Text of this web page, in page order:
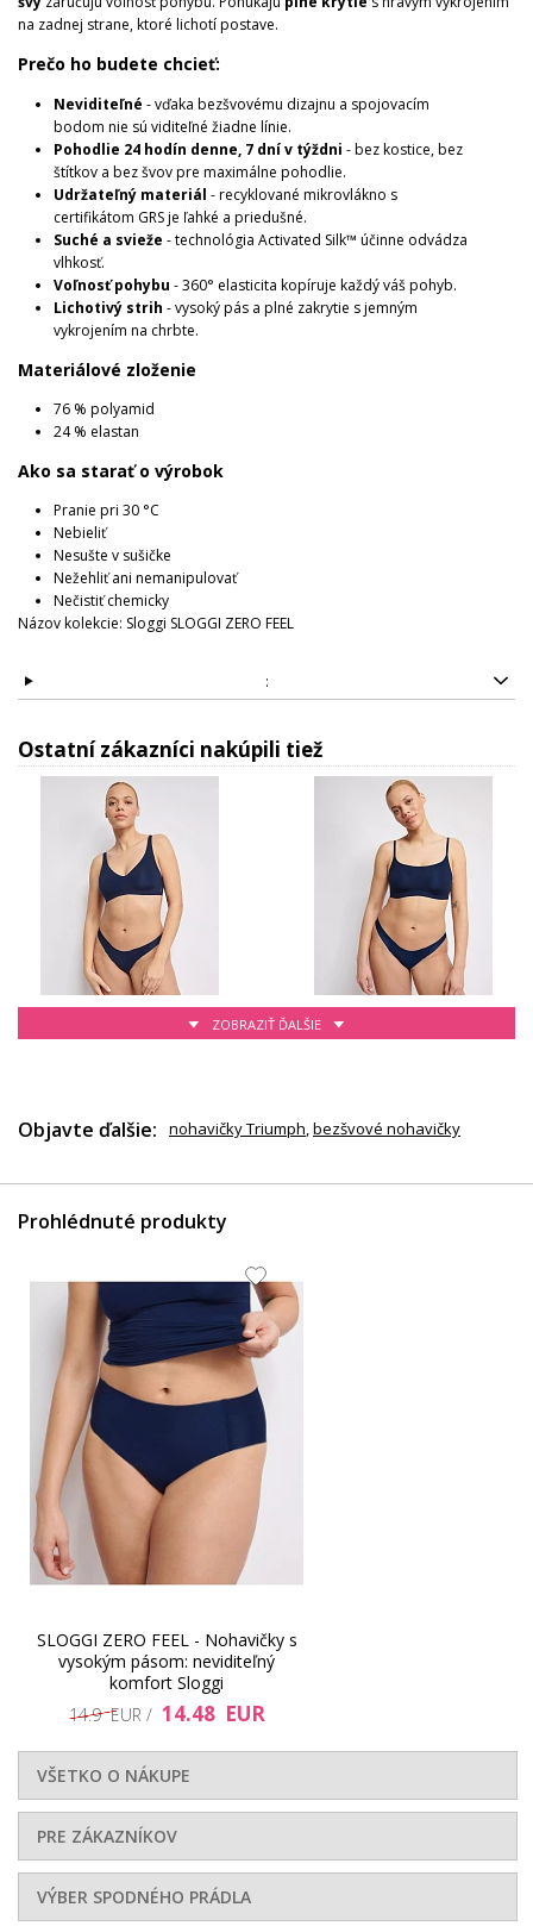
na zadnej strane, ktoré lichotí postave.
Prečo ho budete chcieť:
Neviditeľné - vďaka bezšvovému dizajnu a spojovacím
bodom nie sú viditeľné žiadne línie.
Pohodlie 24 hodín denne, 7 dní v týždni - bez kostice, bez
štítkov a bez švov pre maximálne pohodlie.
Udržateľný materiál - recyklované mikrovlákno s
certifikátom GRS je ľahké a priedušné.
Suché a svieže - technológia Activated Silk™ účinne odvádza
vlhkosť.
Voľnosť pohybu - 360° elasticita kopíruje každý váš pohyb.
Lichotivý strih - vysoký pás a plné zakrytie s jemným
vykrojením na chrbte.
Materiálové zloženie
76 % polyamid
24 % elastan
Ako sa starať o výrobok
Pranie pri 30 °C
Nebieliť
Nesušte v sušičke
Nežehliť ani nemanipulovať
Nečistiť chemicky
Názov kolekcie: Sloggi SLOGGI ZERO FEEL
:
Ostatní zákazníci nakúpili tiež
43.94 EUR
14.48 EUR
34.4 EUR 14.48 EUR
ZOBRAZIŤ ĎALŠIE
Objavte ďalšie: nohavičky Triumph,bezšvové nohavičky
Prohlédnuté produkty
SLOGGI ZERO FEEL - Nohavičky s
vysokým pásom: neviditeľný
komfort Sloggi
14.9 EUR / 14.48 EUR
VŠETKO O NÁKUPE
PRE ZÁKAZNÍKOV
VÝBER SPODNÉHO PRÁDLA